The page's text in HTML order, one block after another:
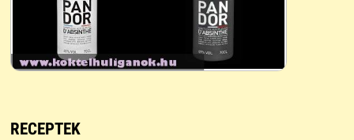
RECEPTEK